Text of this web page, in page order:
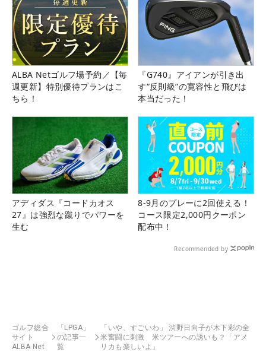
ALBA Netゴルフ場予約／【毎
週更新】特別優待プランはこ
ちら！
『G740』アイアンが引き出
す“反則級”の寛容性と飛びは
本当だった！
アディダス『コードカオス
27』は強烈な蹴りでパワーを
生む
8-9月のプレーに2回使える！
コース限定2,000円クーポン
配布中！
Recommended by
ゴルフ総合
サイト
ALBA Net
「LPGA」
の記事一
覧
「いや、すごいわ」 渋野日向子が木下彩の全
米奮闘に刺激 米ツアーへの誘いも？「アメ
リカも楽しいよ」